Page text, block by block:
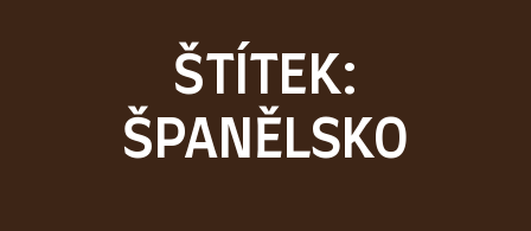
ŠTÍTEK:
ŠPANĚLSKO